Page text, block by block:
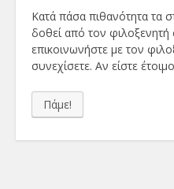
Κατά πάσα πιθανότητα τα
δοθεί από τον φιλοξενητή
επικοινωνήστε με τον
συνεχίσετε. Αν είστε
Πάμε!